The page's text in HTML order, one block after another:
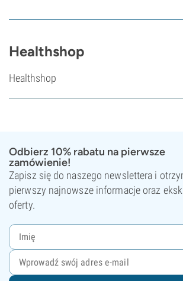
Healthshop
Healthshop
Odbierz 10% rabatu na pierwsze
zamówienie!
Zapisz się do naszego newslettera i
pierwszy najnowsze informacje oraz
oferty.